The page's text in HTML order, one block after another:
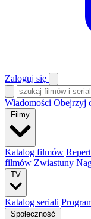
Zaloguj się
Wiadomości Obejrzyj
Filmy
Katalog filmów
filmów Zwiastuny
TV
Katalog seriali
Społeczność